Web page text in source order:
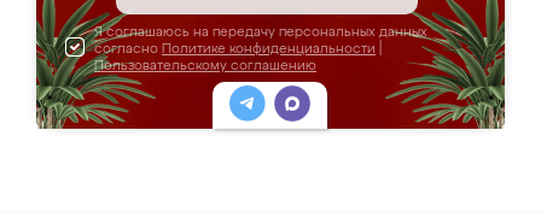
Я соглашаюсь на передачу персональных данных
согласно Политике конфиденциальности
Пользовательскому соглашению